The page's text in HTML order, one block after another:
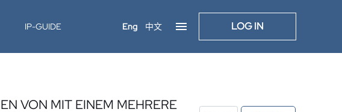
IP-GUIDE Eng 中文 LOG IN
VON MIT EINEM MEHRERE